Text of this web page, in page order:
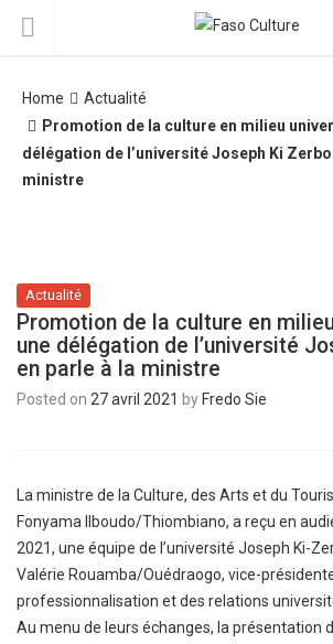
Home
Actualité
Promotion de la culture en milieu
délégation de l’université Joseph Ki Zerbo
ministre
Actualité
Promotion de la culture en
une délégation de l’université
en parle à la ministre
Posted on 27 avril 2021 by Fredo Sie
La ministre de la Culture, des Arts et du
Fonyama Ilboudo/Thiombiano, a reçu en
2021, une équipe de l’université Joseph Ki-
Valérie Rouamba/Ouédraogo, vice-
professionnalisation et des relations
Au menu de leurs échanges, la présentation